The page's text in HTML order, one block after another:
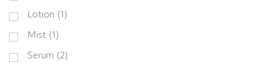
Lotion (1)
Mist (1)
Serum (2)